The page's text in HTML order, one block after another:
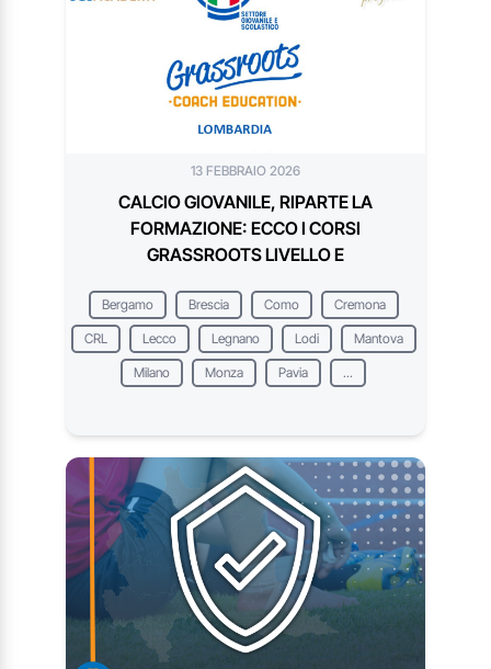
13 FEBBRAIO 2026
CALCIO GIOVANILE, RIPARTE LA
FORMAZIONE: ECCO I CORSI
GRASSROOTS LIVELLO E
Bergamo Brescia Como Cremona
CRL Lecco Legnano Lodi Mantova
Milano Monza Pavia ...